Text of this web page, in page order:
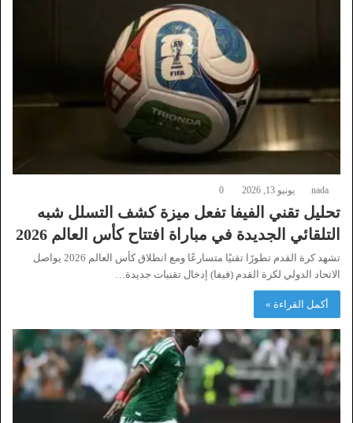
nada يونيو 13, 2026 0
تحليل تقني الفيفا تفعل ميزة كشف التسلل شبه
التلقائي الجديدة في مباراة افتتاح كأس العالم 2026
تشهد كرة القدم تطورًا تقنيًا متسارعًا ومع انطلاق كأس العالم 2026 يواصل
الاتحاد الدولي لكرة القدم (فيفا) إدخال تقنيات جديدة…
أكمل القراءة »